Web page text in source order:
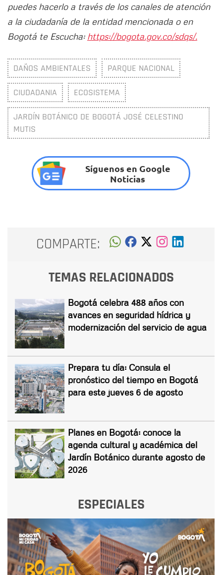
puedes hacerlo a través de los canales de atención
a la ciudadanía de la entidad mencionada o en
Bogotá te Escucha: https://bogota.gov.co/sdqs/.
DAÑOS AMBIENTALES PARQUE NACIONAL
CIUDADANIA ECOSISTEMA
JARDÍN BOTÁNICO DE BOGOTÁ JOSÉ CELESTINO
MUTIS
Síguenos en Google
Noticias
COMPARTE:
TEMAS RELACIONADOS
Bogotá celebra 488 años con
avances en seguridad hídrica y
modernización del servicio de agua
Prepara tu día: Consula el
pronóstico del tiempo en Bogotá
para este jueves 6 de agosto
Planes en Bogotá: conoce la
agenda cultural y académica del
Jardín Botánico durante agosto de
2026
ESPECIALES